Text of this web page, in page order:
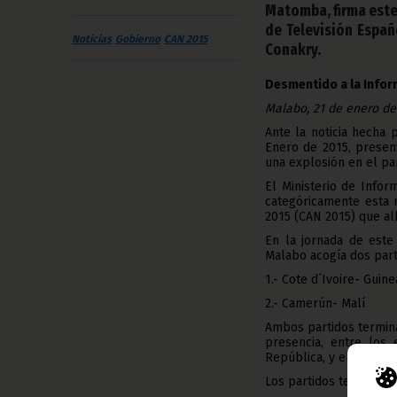
Noticias Gobierno CAN 2015
Matomba, firma
de Televisión
Conakry.
Desmentido a la
Malabo, 21 de enero de
Ante la noticia hecha
Enero de 2015,
una explosión en el
El Ministerio de
categóricamente esta
2015 (CAN 2015) que
En la jornada de
Malabo acogía dos
1.- Cote d´Ivoire-
2.- Camerún- Malí
Ambos partidos
presencia, entre los
República, y el Primer
Los partidos